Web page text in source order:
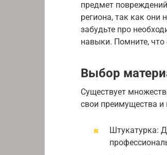
предмет
региона, так как
забудьте про
навыки. Помните, что
Выбор
Существует
свои преимущества и
Штукатурка: